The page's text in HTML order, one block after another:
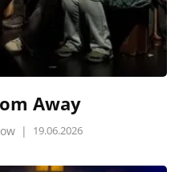
Away
| 19.06.2026